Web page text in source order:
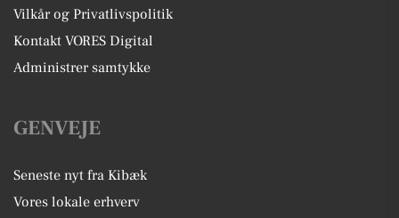
Vilkår og Privatlivspolitik
Kontakt VORES Digital
Administrer samtykke
GENVEJE
Seneste nyt fra Kibæk
Vores lokale erhverv